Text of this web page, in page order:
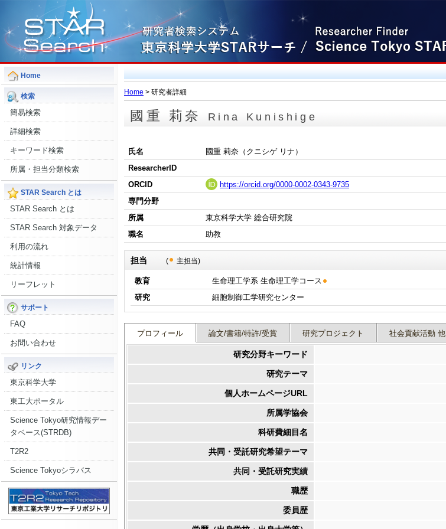
Home
検索
簡易検索
詳細検索
キーワード検索
所属・担当分類検索
STAR Search とは
STAR Search とは
STAR Search 対象データ
利用の流れ
統計情報
リーフレット
サポート
FAQ
お問い合わせ
リンク
東京科学大学
東工大ポータル
Science Tokyo研究情報デー
タベース(STRDB)
T2R2
Science Tokyoシラバス
Home > 研究者詳細
國重 莉奈 Rina Kunishige
氏名
國重 莉奈（クニシゲ リナ）
ResearcherID
ORCID
https://orcid.org/0000-0002-0343-9735
専門分野
所属
東京科学大学 総合研究院
職名
助教
( 主担当)
教育
生命理工学系 生命理工学コース
研究
プロフィール 論文/書籍/特許/受賞 研究プロジェクト 社会貢献活動 他
研究分野キーワード
研究テーマ
個人ホームページURL
所属学協会
科研費細目名
共同・受託研究希望テーマ
共同・受託研究実績
職歴
委員歴